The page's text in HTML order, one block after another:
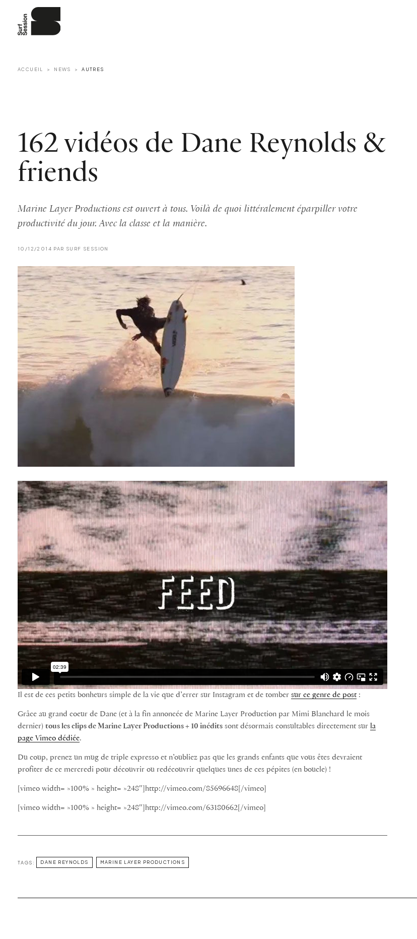
ACCUEIL NEWS AUTRES
162 vidéos de Dane Reynolds &
friends
Marine Layer Productions est ouvert à tous. Voilà de quoi littéralement éparpiller votre
productivité du jour. Avec la classe et la manière.
10/12/2014 PAR SURF SESSION
Il est de ces petits bonheurs simple de la vie que d’errer sur Instagram et de tomber sur ce genre de post:
Grâce au grand coeur de Dane (et à la fin annoncée de Marine Layer Production par Mimi Blanchard le mois
dernier) tous les clips de Marine Layer Productions + 10 inédits sont désormais consultables directement sur la
page Vimeo dédiée.
Du coup, prenez un mug de triple expresso et n’oubliez pas que les grands enfants que vous êtes devraient
profiter de ce mercredi pour découvrir ou redécouvrir quelques unes de ces pépites (en boucle) !
[vimeo width= »100% » height= »248″]http://vimeo.com/85696648[/vimeo]
[vimeo width= »100% » height= »248″]http://vimeo.com/63180662[/vimeo]
TAGS: DANE REYNOLDS MARINE LAYER PRODUCTIONS